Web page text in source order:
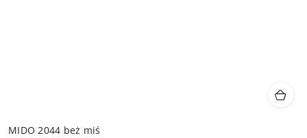
MIDO 2044 beż miś